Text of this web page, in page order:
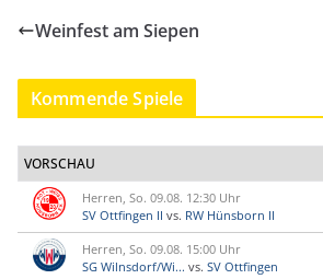
Weinfest am Siepen
Kommende Spiele
VORSCHAU
Herren, So. 09.08. 12:30 Uhr
SV Ottfingen II vs. RW Hünsborn II
Herren, So. 09.08. 15:00 Uhr
SG Wilnsdorf/Wi... vs. SV Ottfingen